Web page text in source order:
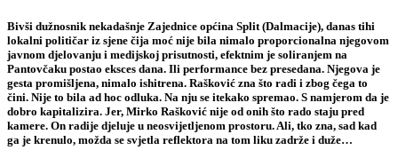
Bivši dužnosnik nekadašnje Zajednice općina Split (Dalmacije), danas tihi
lokalni političar iz sjene čija moć nije bila nimalo proporcionalna njegovom
javnom djelovanju i medijskoj prisutnosti, efektnim je soliranjem na
Pantovčaku postao eksces dana. Ili performance bez presedana. Njegova je
gesta promišljena, nimalo ishitrena. Rašković zna što radi i zbog čega to
čini. Nije to bila ad hoc odluka. Na nju se itekako spremao. S namjerom da je
dobro kapitalizira. Jer, Mirko Rašković nije od onih što rado staju pred
kamere. On radije djeluje u neosvijetljenom prostoru. Ali, tko zna, sad kad
ga je krenulo, možda se svjetla reflektora na tom liku zadrže i duže…